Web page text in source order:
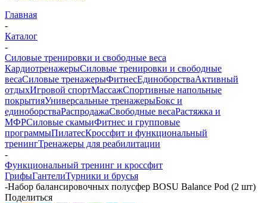
Главная
-
Каталог
-
Силовые тренировки и свободные веса
КардиотренажерыСиловые тренировки и свободные
весаСиловые тренажерыФитнесЕдиноборстваАктивный
отдыхИгровой спортМассажСпортивные напольные
покрытияУниверсальные тренажерыБокс и
единоборстваРаспродажаСвободные весаРастяжка и
МФРСиловые скамьиФитнес и групповые
программыПилатесКроссфит и функциональный
тренингТренажеры для реабилитации
-
Функциональный тренинг и кроссфит
ГрифыГантелиТурники и брусья
-Набор балансировочных полусфер BOSU Balance Pod (2 шт)
Поделиться